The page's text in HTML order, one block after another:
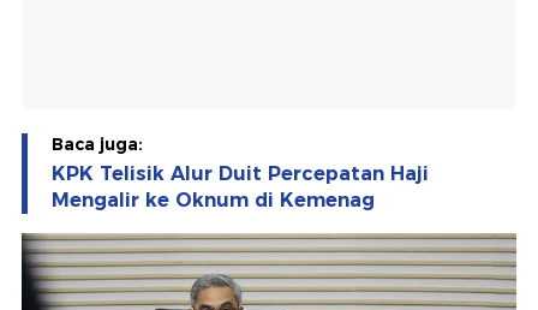
Baca juga:
KPK Telisik Alur Duit Percepatan Haji
Mengalir ke Oknum di Kemenag